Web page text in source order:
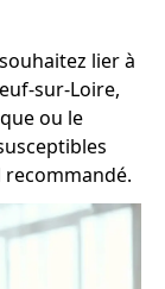
lier à
sur-Loire,
ou le